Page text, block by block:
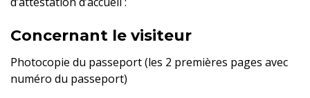
Concernant le visiteur
Photocopie du passeport (les 2 premières pages avec
numéro du passeport)